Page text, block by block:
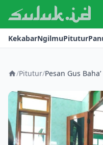
Kerjasama
Kontak
KekabarNgilmuPitutur
/Pitutur/